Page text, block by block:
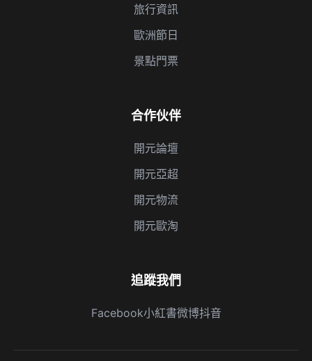
旅行資訊
歐洲節日
景點門票
合作伙伴
開元論壇
開元亞超
開元物流
開元歐淘
追蹤我們
Facebook小紅書微博抖音